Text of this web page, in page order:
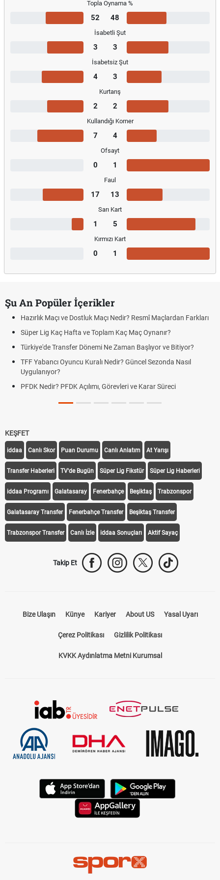
Topla Oynama %
52 48
İsabetli Şut
3 3
İsabetsiz Şut
4 3
Kurtarış
2 2
Kullandığı Korner
7 4
Ofsayt
0 1
Faul
17 13
Sarı Kart
1 5
Kırmızı Kart
0 1
Şu An Popüler İçerikler
Hazırlık Maçı ve Dostluk Maçı Nedir? Resmî Maçlardan Farkları
Süper Lig Kaç Hafta ve Toplam Kaç Maç Oynanır?
Türkiye'de Transfer Dönemi Ne Zaman Başlıyor ve Bitiyor?
TFF Yabancı Oyuncu Kuralı Nedir? Güncel Sezonda Nasıl
Uygulanıyor?
PFDK Nedir? PFDK Açılımı, Görevleri ve Karar Süreci
KEŞFET
iddaa Canlı Skor Puan Durumu Canlı Anlatım At Yarışı
Transfer Haberleri TV'de Bugün Süper Lig Fikstür Süper Lig Haberleri
iddaa Programı Galatasaray Fenerbahçe Beşiktaş Trabzonspor
Galatasaray Transfer Fenerbahçe Transfer Beşiktaş Transfer
Trabzonspor Transfer Canlı İzle iddaa Sonuçları Aktif Sayaç
Takip Et
Bize Ulaşın Künye Kariyer About US Yasal Uyarı
Çerez Politikası Gizlilik Politikası
KVKK Aydınlatma Metni Kurumsal